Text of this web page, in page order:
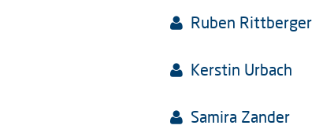
Ruben Rittberger
Kerstin Urbach
Samira Zander